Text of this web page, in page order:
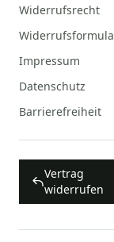
Widerrufsrecht
Impressum
Datenschutz
Barrierefreiheit
Vertrag
widerrufen